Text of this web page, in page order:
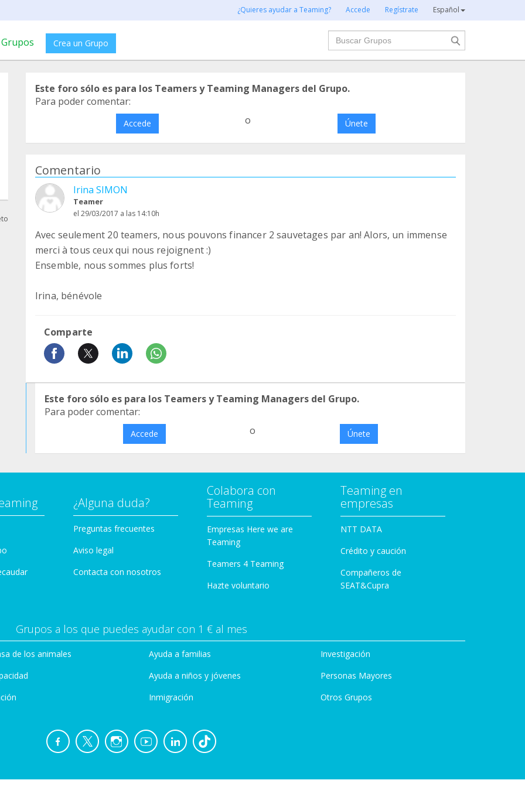
¿Quieres ayudar a Teaming? Accede Regístrate Español
Grupos Crea un Grupo
Buscar
Este foro sólo es para los Teamers y Teaming Managers del Grupo.
Para poder comentar:
Accede o Únete
Comentario
Irina SIMON
Teamer
el 29/03/2017 a las 14:10h
Avec seulement 20 teamers, nous pouvons financer 2 sauvetages par an! Alors, un immense
merci à tous ceux qui nous rejoignent :)
Ensemble, nous sommes plus forts!
Irina, bénévole
Comparte
Este foro sólo es para los Teamers y Teaming Managers del Grupo.
Para poder comentar:
Accede o Únete
¿Alguna duda?
Preguntas frecuentes
Aviso legal
Contacta con nosotros
Colabora con
Teaming
Empresas Here we are
Teaming
Teamers 4 Teaming
Hazte voluntario
Teaming en
empresas
NTT DATA
Crédito y caución
Compañeros de
SEAT&Cupra
Grupos a los que puedes ayudar con 1 € al mes
de los animales
Ayuda a familias
Ayuda a niños y jóvenes
Inmigración
Investigación
Personas Mayores
Otros Grupos